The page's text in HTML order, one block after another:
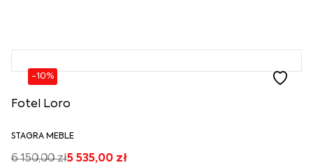
-10%
Fotel Loro
STAGRA MEBLE
6 150,00 zł5 535,00 zł